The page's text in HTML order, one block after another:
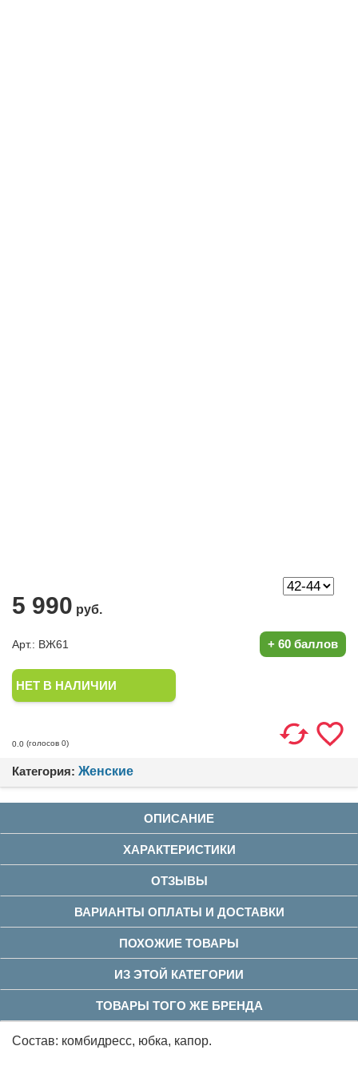
5 990 руб.
Арт.: ВЖ61 + 60 баллов
НЕТ В НАЛИЧИИ
0.0 (голосов 0)
Категория: Женские
ОПИСАНИЕ
ХАРАКТЕРИСТИКИ
ОТЗЫВЫ
ВАРИАНТЫ ОПЛАТЫ И ДОСТАВКИ
ПОХОЖИЕ ТОВАРЫ
ИЗ ЭТОЙ КАТЕГОРИИ
ТОВАРЫ ТОГО ЖЕ БРЕНДА
Состав: комбидресс, юбка, капор.